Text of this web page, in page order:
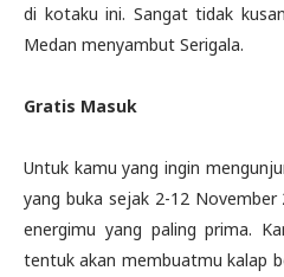
di kotaku ini. Sangat tidak
Medan menyambut Serigala.
Gratis Masuk
Untuk kamu yang ingin
yang buka sejak 2-12 November
energimu yang paling prima.
tentuk akan membuatmu kalap